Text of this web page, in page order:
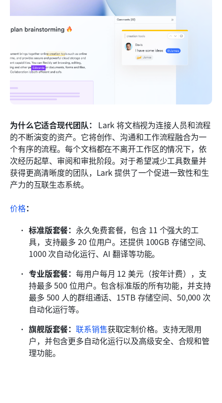
为什么它适合现代团队： Lark 将文档视为连接人员和流程
的不断演变的资产。它将创作、沟通和工作流程融合为一
个有序的流程。每个文档都在不离开工作区的情况下，依
次经历起草、审阅和审批阶段。对于希望减少工具数量并
获得更高清晰度的团队，Lark 提供了一个促进一致性和生
产力的互联生态系统。
价格：
标准版套餐： 永久免费套餐，包含 11 个强大的工
具，支持最多 20 位用户。还提供 100GB 存储空间、
1000 次自动化运行、AI 翻译等功能。
专业版套餐：每用户每月 12 美元（按年计费），支
持最多 500 位用户。包含标准版的所有功能，并支持
最多 500 人的群组通话、15TB 存储空间、50,000 次
自动化运行等。
旗舰版套餐：联系销售获取定制价格。支持无限用
户，并包含更多自动化运行以及高级安全、合规和管
理功能。